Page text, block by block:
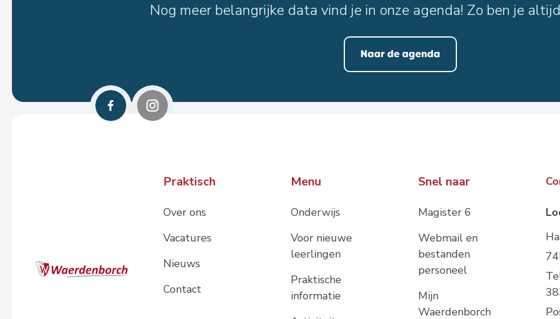
Nog meer belangrijke data vind je in onze agenda! Zo ben je
Naar de agenda
Praktisch
Over ons
Vacatures
Nieuws
Contact
Menu
Onderwijs
Voor nieuwe
leerlingen
Praktische
informatie
Snel naar
Magister 6
Webmail en
bestanden
personeel
Mijn
Waerdenborch